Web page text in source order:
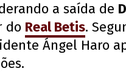
a saída de
do Real Betis.
Ángel Haro